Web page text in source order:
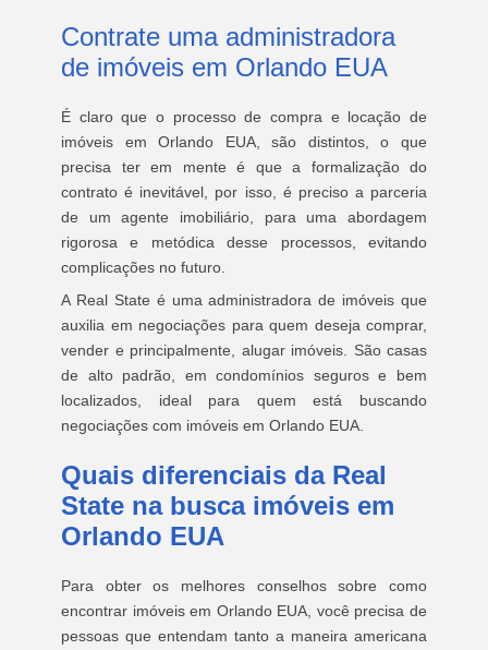
Contrate uma administradora
de imóveis em Orlando EUA
É claro que o processo de compra e locação de
imóveis em Orlando EUA, são distintos, o que
precisa ter em mente é que a formalização do
contrato é inevitável, por isso, é preciso a parceria
de um agente imobiliário, para uma abordagem
rigorosa e metódica desse processos, evitando
complicações no futuro.
A Real State é uma administradora de imóveis que
auxilia em negociações para quem deseja comprar,
vender e principalmente, alugar imóveis. São casas
de alto padrão, em condomínios seguros e bem
localizados, ideal para quem está buscando
negociações com imóveis em Orlando EUA.
Quais diferenciais da Real
State na busca imóveis em
Orlando EUA
Para obter os melhores conselhos sobre como
encontrar imóveis em Orlando EUA, você precisa de
pessoas que entendam tanto a maneira americana